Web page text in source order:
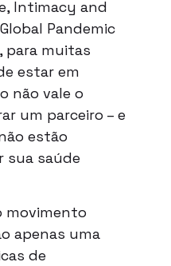
Intimacy and
Pandemic
para muitas
estar em
não vale o
um parceiro – e
estão
sua saúde
movimento
apenas uma
de